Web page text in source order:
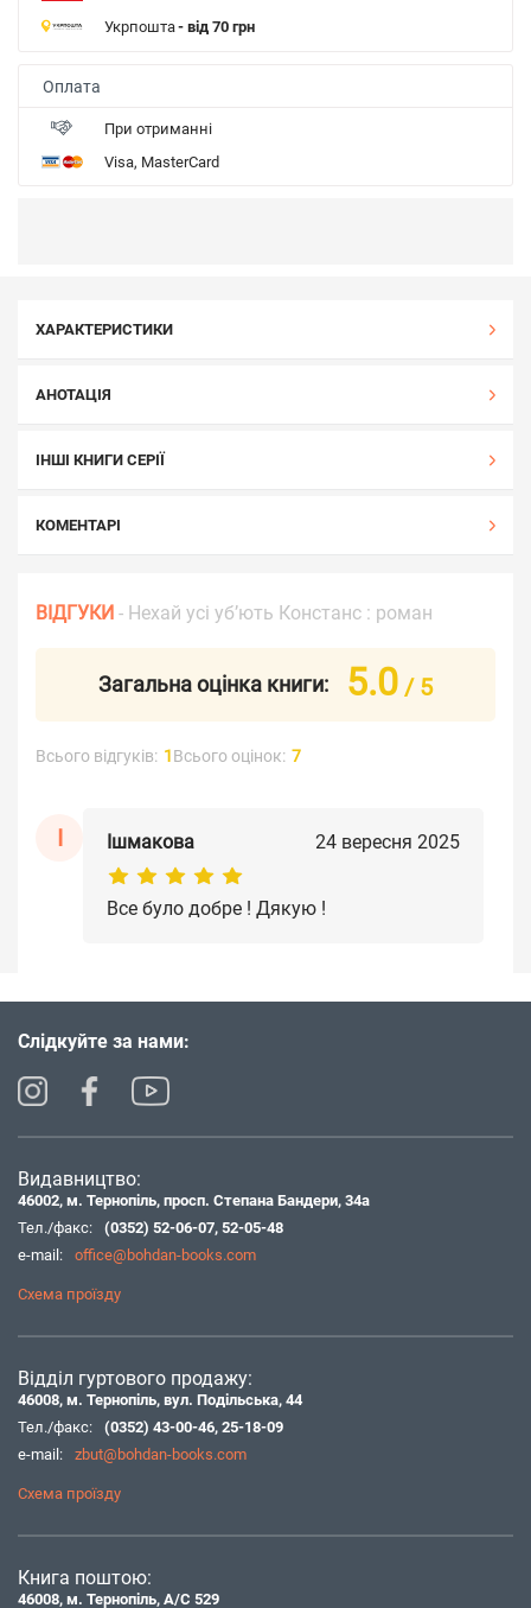
Укрпошта- від 70 грн
Оплата
При отриманні
Visa, MasterCard
ХАРАКТЕРИСТИКИ
АНОТАЦІЯ
ІНШІ КНИГИ СЕРІЇ
КОМЕНТАРІ
ВІДГУКИ - Нехай усі уб’ють Констанс : роман
Загальна оцінка книги: 5.0 / 5
Всього відгуків: 1Всього оцінок: 7
І Ішмакова 24 вересня 2025
Все було добре ! Дякую !
Слідкуйте за нами:
Видавництво:
46002, м. Тернопіль, просп. Степана Бандери, 34а
Тел./факс:
(0352) 52-06-07, 52-05-48
e-mail:
office@bohdan-books.com
Схема проїзду
Відділ гуртового продажу:
46008, м. Тернопіль, вул. Подільська, 44
Тел./факс:
(0352) 43-00-46, 25-18-09
e-mail:
zbut@bohdan-books.com
Схема проїзду
Книга поштою:
46008, м. Тернопіль, А/С 529